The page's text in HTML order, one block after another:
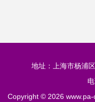
地址：上海市杨浦
Copyright © 2026